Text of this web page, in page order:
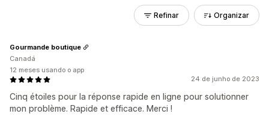
Refinar Organizar
24 de junho de 2023
Cinq étoiles pour la réponse rapide en ligne pour solutionner
mon problème. Rapide et efficace. Merci !
Gourmande boutique
Canadá
12 meses usando o app